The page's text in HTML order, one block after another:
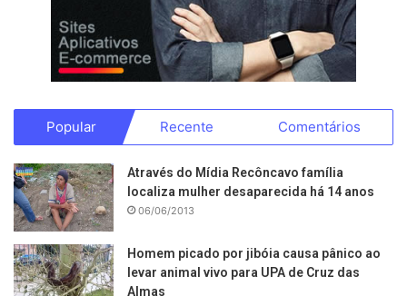
Popular Recente Comentários
Através do Mídia Recôncavo família
localiza mulher desaparecida há 14 anos
06/06/2013
Homem picado por jibóia causa pânico ao
levar animal vivo para UPA de Cruz das
Almas